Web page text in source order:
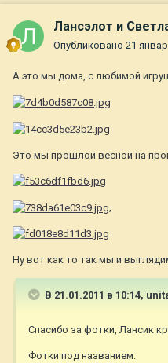
Лансэлот и
Опубликовано 21
А это мы дома, с любимой
Это мы прошлой весной на
,
Ну вот как то так мы и
В 21.01.2011 в 10:14,
Спасибо за фотки, Лансик
Фотки под названием: